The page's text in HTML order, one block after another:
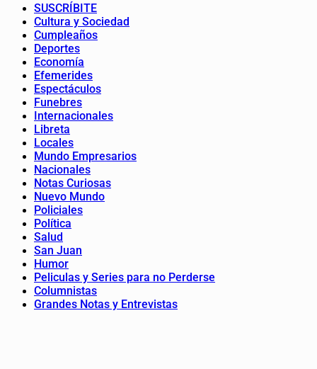
SUSCRÍBITE
Cultura y Sociedad
Cumpleaños
Deportes
Economía
Efemerides
Espectáculos
Funebres
Internacionales
Libreta
Locales
Mundo Empresarios
Nacionales
Notas Curiosas
Nuevo Mundo
Policiales
Política
Salud
San Juan
Humor
Peliculas y Series para no Perderse
Columnistas
Grandes Notas y Entrevistas